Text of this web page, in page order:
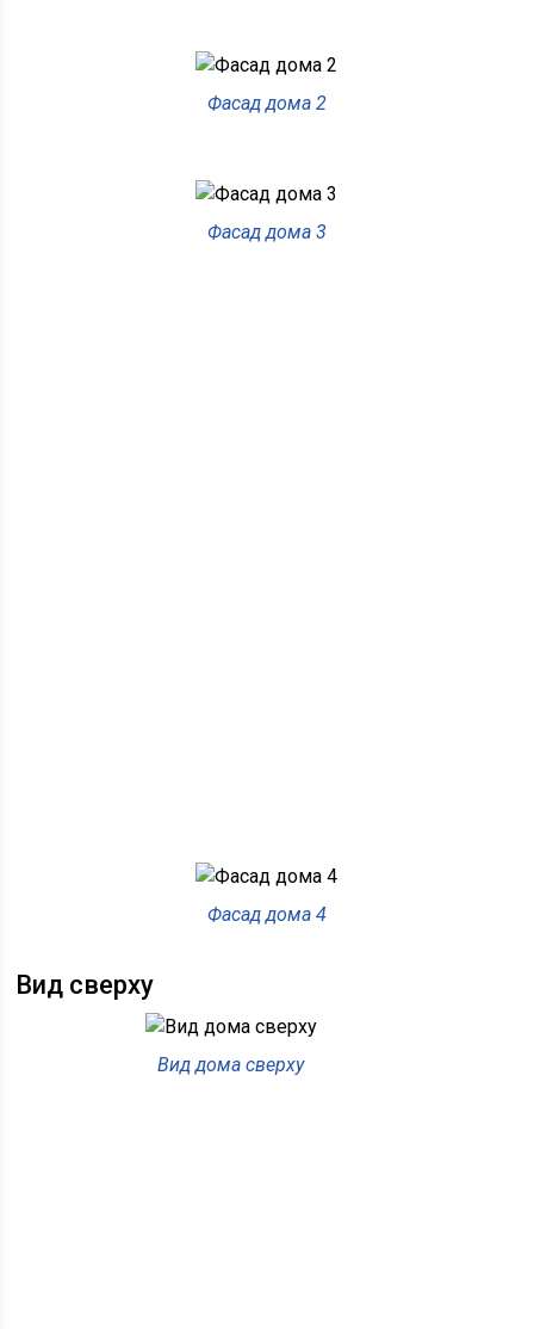
Фасад дома 2
Фасад дома 3
Фасад дома 4
Вид сверху
Вид дома сверху